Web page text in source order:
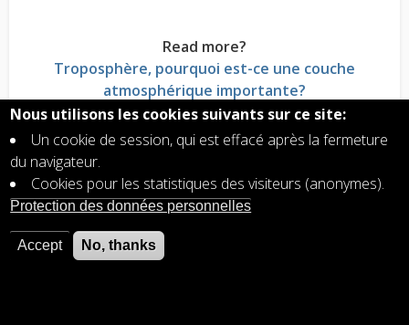
Read more?
Troposphère, pourquoi est-ce une couche
atmosphérique importante?
Troposphère: augmentation spectaculaire de gaz
polluants nocifs
Ozone: les molécules d'ozone sont présentes
dans deux couches de notre atmosphère
1 pour cent de l'atmosphère détermine la qualité
La durée de vie des gaz est pertinent pour la
qualité de l'air et le climat
Nous utilisons les cookies suivants sur ce site:
Un cookie de session, qui est effacé après la fermeture
du navigateur.
Cookies pour les statistiques des visiteurs (anonymes).
Protection des données personnelles
Accept No, thanks